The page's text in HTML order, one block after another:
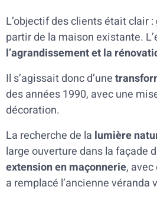
L’objectif des clients était clair :
partir de la maison existante.
l’agrandissement et la
Il s’agissait donc d’une
des années 1990, avec une
décoration.
La recherche de la lumière
large ouverture dans la façade
extension en maçonnerie,
a remplacé l’ancienne véranda